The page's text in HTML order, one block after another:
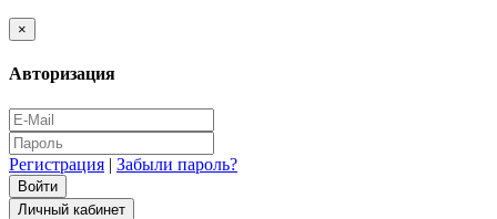
×
Авторизация
Регистрация | Забыли пароль?
Личный кабинет